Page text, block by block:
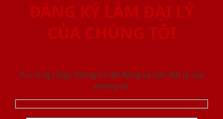
ĐĂNG KÝ LÀM ĐẠI LÝ
CỦA CHÚNG TÔI
Vui lòng nhập thông tin để đăng ký làm đại lý của
chúng tôi